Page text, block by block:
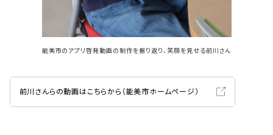
能美市のアプリ啓発動画の制作を振り返り、笑顔を見せる前川さん
前川さんらの動画はこちらから（能美市ホームページ）